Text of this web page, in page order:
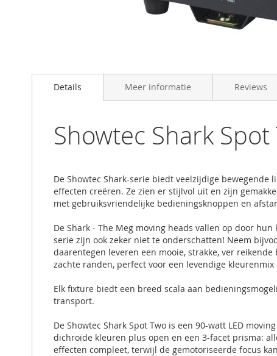
to
images
Details
Showtec Shark Spot
De Showtec Shark-serie biedt veelzijdige
effecten creëren. Ze zien er stijlvol uit en zijn
met gebruiksvriendelijke bedieningsknoppen en
De Shark - The Meg moving heads vallen op door
serie zijn ook zeker niet te onderschatten! Neem
daarentegen leveren een mooie, strakke, ver
zachte randen, perfect voor een levendige
Elk fixture biedt een breed scala aan
transport.
De Showtec Shark Spot Two is een 90-watt LED
dichroïde kleuren plus open en een 3-facet prisma:
effecten compleet, terwijl de gemotoriseerde focus
Meer informatie Reviews